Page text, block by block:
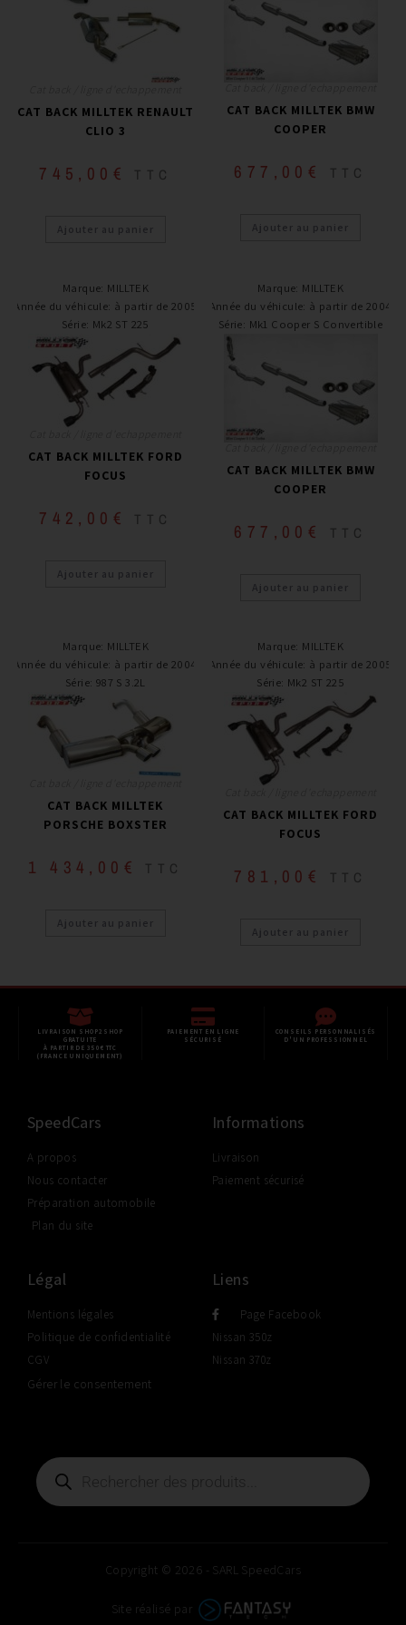
CAT BACK MILLTEK RENAULT
CLIO 3
745,00 € TTC
Ajouter au panier
CAT BACK MILLTEK BMW
COOPER
677,00 € TTC
Ajouter au panier
Marque: MILLTEK
Année du véhicule: à partir de 2005
Série: Mk2 ST 225
CAT BACK MILLTEK FORD
FOCUS
742,00 € TTC
Ajouter au panier
Marque: MILLTEK
Année du véhicule: à partir de 2004
Série: Mk1 Cooper S Convertible
CAT BACK MILLTEK BMW
COOPER
677,00 € TTC
Ajouter au panier
Marque: MILLTEK
Année du véhicule: à partir de 2004
Série: 987 S 3.2L
CAT BACK MILLTEK
PORSCHE BOXSTER
1 434,00 € TTC
Ajouter au panier
Marque: MILLTEK
Année du véhicule: à partir de 2005
Série: Mk2 ST 225
CAT BACK MILLTEK FORD
FOCUS
781,00 € TTC
Ajouter au panier
LIVRAISON SHOP2SHOP
GRATUITE
À PARTIR DE 350€ TTC
(FRANCE UNIQUEMENT)
PAIEMENT EN LIGNE
SÉCURISÉ
CONSEILS PERSONNALISÉS
D'UN PROFESSIONNEL
SpeedCars
A propos
Nous contacter
Préparation automobile
Plan du site
Informations
Livraison
Paiement sécurisé
Légal
Mentions légales
Politique de confidentialité
CGV
Gérer le consentement
Liens
Page Facebook
Nissan 350z
Nissan 370z
Copyright © 2026 - SARL SpeedCars
Site réalisé par